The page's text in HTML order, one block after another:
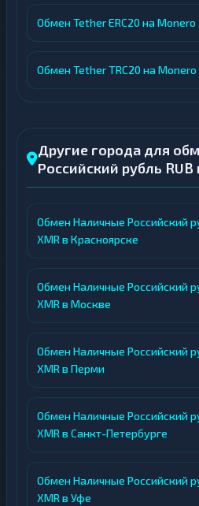
Обмен Tether ERC20 на Monero
Обмен Tether TRC20 на Monero
Другие города для
Российский рубль
Обмен Наличные Российский
XMR в Красноярске
Обмен Наличные Российский
XMR в Москве
Обмен Наличные Российский
XMR в Перми
Обмен Наличные Российский
XMR в Санкт-Петербурге
Обмен Наличные Российский
XMR в Уфе